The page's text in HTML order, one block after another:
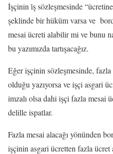
İşçinin i̇ş sözleşmesinde
şeklinde bir hüküm varsa ve
mesai ücreti alabilir mi ve bunu
bu yazımızda tartışacağız.
Eğer işçinin sözleşmesinde,
olduğu yazıyorsa ve işçi asgari
imzalı olsa dahi işçi fazla mesai
delille ispatlar.
Fazla mesai alacağı yönünden
işçinin asgari ücretten fazla ücret